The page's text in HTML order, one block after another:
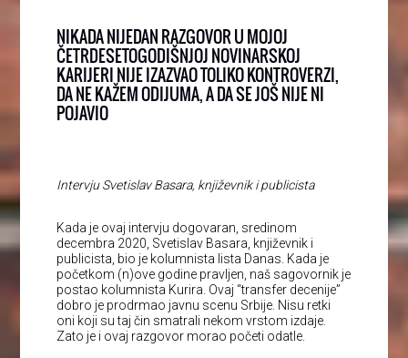
NIKADA NIJEDAN RAZGOVOR U MOJOJ
ČETRDESETOGODIŠNJOJ NOVINARSKOJ
KARIJERI NIJE IZAZVAO TOLIKO KONTROVERZI,
DA NE KAŽEM ODIJUMA, A DA SE JOŠ NIJE NI
POJAVIO
Intervju Svetislav Basara, književnik i publicista
Kada je ovaj intervju dogovaran, sredinom
decembra 2020, Svetislav Basara, književnik i
publicista, bio je kolumnista lista Danas. Kada je
početkom (n)ove godine pravljen, naš sagovornik je
postao kolumnista Kurira. Ovaj “transfer decenije”
dobro je prodrmao javnu scenu Srbije. Nisu retki
oni koji su taj čin smatrali nekom vrstom izdaje.
Zato je i ovaj razgovor morao početi odatle.